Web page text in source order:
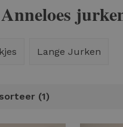
Lange Jurken
1